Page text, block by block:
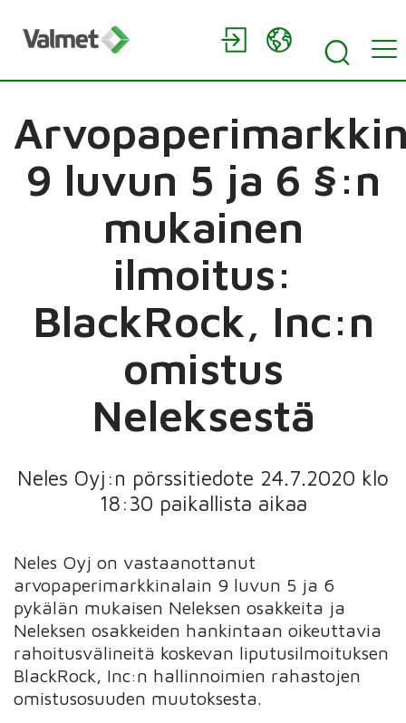
9 luvun 5 ja 6 §:n
mukainen
ilmoitus:
BlackRock, Inc:n
omistus
Neleksestä
Neles Oyj:n pörssitiedote 24.7.2020 klo
18:30 paikallista aikaa
Neles Oyj on vastaanottanut
arvopaperimarkkinalain 9 luvun 5 ja 6
pykälän mukaisen Neleksen osakkeita ja
Neleksen osakkeiden hankintaan oikeuttavia
rahoitusvälineitä koskevan liputusilmoituksen
BlackRock, Inc:n hallinnoimien rahastojen
omistusosuuden muutoksesta.